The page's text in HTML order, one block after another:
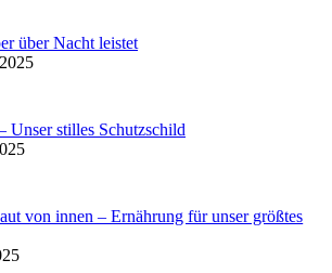
über Nacht leistet
Unser stilles Schutzschild
von innen – Ernährung für unser größtes